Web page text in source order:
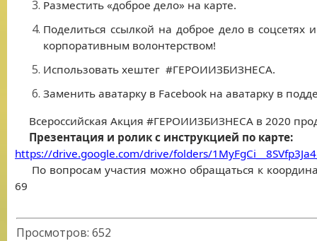
Разместить «доброе дело» на карте.
Поделиться ссылкой на доброе дело в
корпоративным волонтерством!
Использовать хештег #ГЕРОИИЗБИЗНЕСА.
Заменить аватарку в Facebook на аватарку в
Всероссийская Акция #ГЕРОИИЗБИЗНЕСА в 2020
Презентация и ролик с инструкцией по карте:
https://drive.google.com/drive/folders/
По вопросам участия можно обращаться к
69
Просмотров: 652